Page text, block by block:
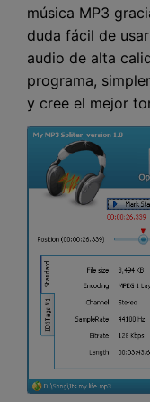
música MP3
duda fácil de
audio de alta
programa,
y cree el mejor